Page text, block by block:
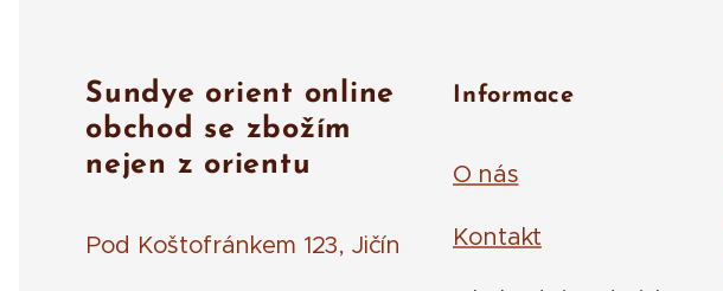
Sundye orient online
obchod se zbožím
nejen z orientu
Pod Koštofránkem 123, Jičín
Informace
O nás
Kontakt